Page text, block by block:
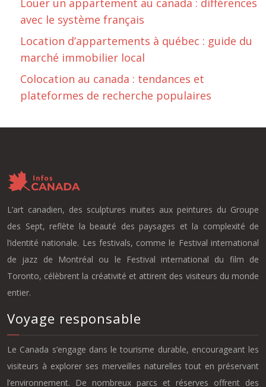
Louer un appartement au canada : différences
avec le système français
Location d’appartements à québec : guide du
marché immobilier local
Colocation au canada : tendances et
plateformes de recherche populaires
L’art canadien, des sculptures inuites aux peintures du Groupe
des Sept, reflète la beauté des paysages et la complexité de
l’identité nationale. Les festivals, comme le Festival international
de jazz de Montréal ou le Festival international du film de
Toronto, célèbrent la créativité et attirent des visiteurs du monde
entier.
Voyage responsable
Le Canada s’engage dans le tourisme durable, encourageant les
visiteurs à explorer ses merveilles naturelles tout en préservant
l’environnement. De nombreux parcs et réserves offrent des